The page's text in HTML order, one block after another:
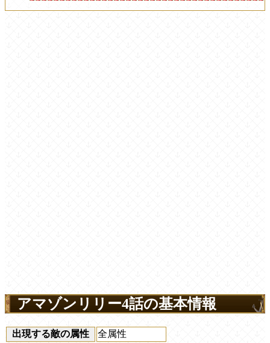
アマゾンリリー4話の基本情報
出現する敵の属性
全属性